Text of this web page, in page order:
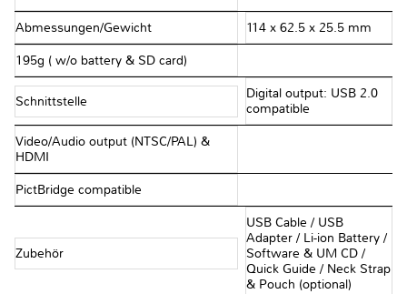
Abmessungen/Gewicht 114 x 62.5 x 25.5 mm
195g ( w/o battery & SD card)
Schnittstelle
Digital output: USB 2.0
compatible
Video/Audio output (NTSC/PAL) &
HDMI
PictBridge compatible
Zubehör
USB Cable / USB
Adapter / Li-ion Battery /
Software & UM CD /
Quick Guide / Neck Strap
& Pouch (optional)